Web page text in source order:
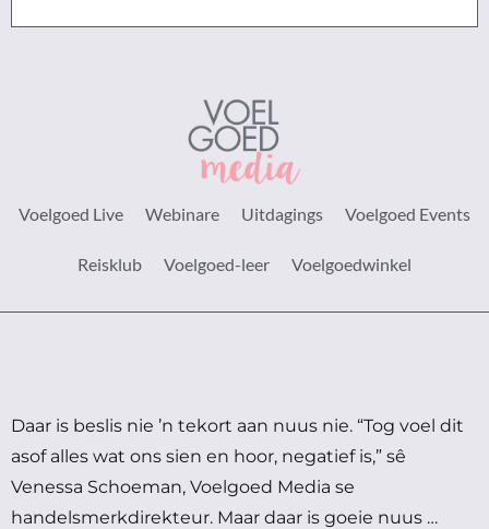
Voelgoed Live Webinare Uitdagings Voelgoed Events
Reisklub Voelgoed-leer Voelgoedwinkel
Daar is beslis nie ’n tekort aan nuus nie. “Tog voel dit
asof alles wat ons sien en hoor, negatief is,” sê
Venessa Schoeman, Voelgoed Media se
handelsmerkdirekteur. Maar daar is goeie nuus …